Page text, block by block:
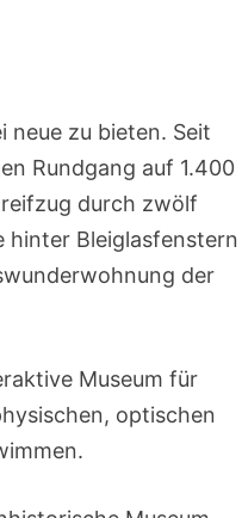
neue zu bieten. Seit
Rundgang auf 1.400
durch zwölf
hinter Bleiglasfenstern
der
Museum für
optischen